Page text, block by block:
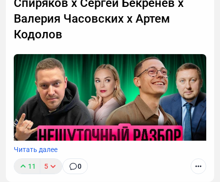
Спиряков х Сергей Бекренев х
Валерия Часовских х Артем
Кодолов
Читать далее
11 5 0